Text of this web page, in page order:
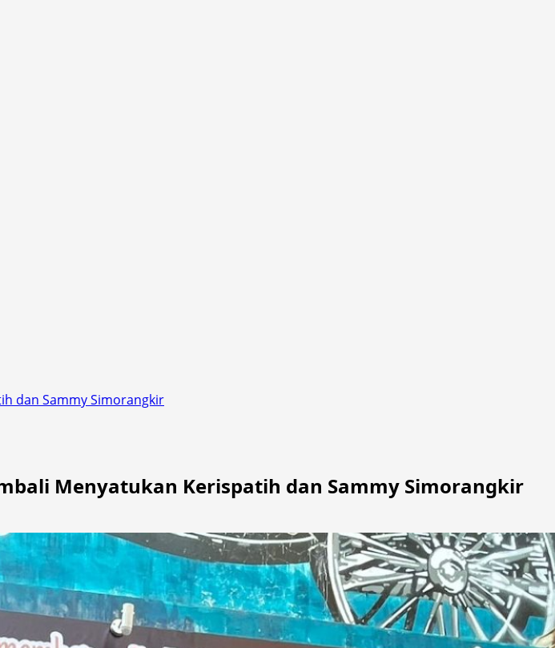
dan Sammy Simorangkir
Menyatukan Kerispatih dan Sammy Simorangkir